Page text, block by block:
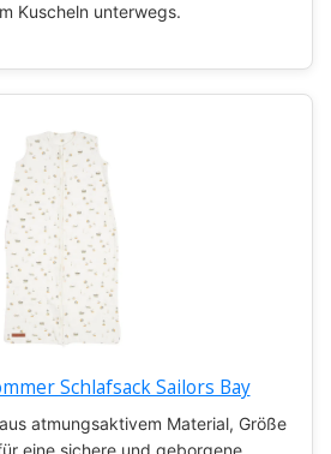
Kuscheln unterwegs.
Schlafsack Sailors Bay
atmungsaktivem Material, Größe